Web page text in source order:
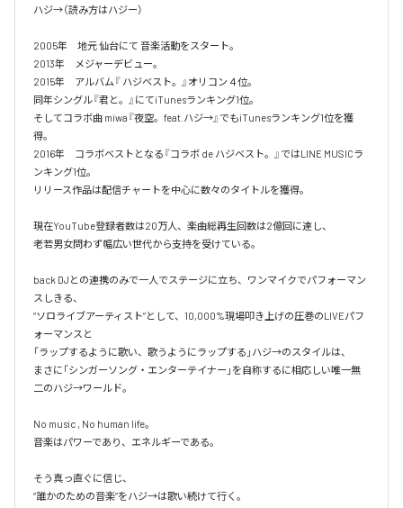
ハジ→（読み方はハジー）
2005年　地元 仙台にて 音楽活動をスタート。
2013年　メジャーデビュー。
2015年　アルバム『 ハジベスト。』オリコン４位。
同年シングル『君と。』にてiTunesランキング1位。
そしてコラボ曲 miwa『夜空。feat.ハジ→』でもiTunesランキング1位を獲
得。
2016年　コラボベストとなる『コラボ de ハジベスト。』ではLINE MUSICラ
ンキング1位。
リリース作品は配信チャートを中心に数々のタイトルを獲得。
現在YouTube登録者数は20万人、楽曲総再生回数は2億回に達し、
老若男女問わず幅広い世代から支持を受けている。
back DJとの連携のみで一人でステージに立ち、ワンマイクでパフォーマン
スしきる、
“ソロライブアーティスト”として、10,000%現場叩き上げの圧巻のLIVEパフ
ォーマンスと
「ラップするように歌い、歌うようにラップする」ハジ→のスタイルは、
まさに「シンガーソング・エンターテイナー」を自称するに相応しい唯一無
二のハジ→ワールド。
No music , No human life。
音楽はパワーであり、エネルギーである。
そう真っ直ぐに信じ、